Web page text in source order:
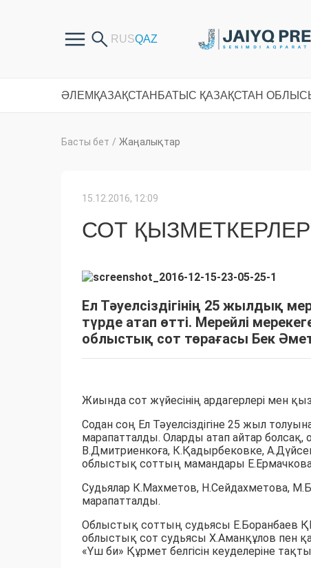
ӘЛЕМ ҚАЗАҚСТАН БАТЫС ҚАЗАҚСТАН
Басты бет / Жаңалықтар
15.12.2016, 12:09
СОТ
Ел Тәуелсіздігінің 25 жылдық
түрде атап өтті. Мерейлі
облыстық сот төрағасы Бек
Жиында сот жүйесінің ардагерлері мен
Содан соң Ел Тәуелсіздігіне 25 жыл
марапатталды. Оларды атап айтар
В.Дмитриенкоға, К.Қадырбековке,
облыстық соттың мамандары Е.Ермачкова
Судьялар К.Махметов, Н.Сейдахметова,
марапатталды.
Облыстық соттың судьясы Е.Боранбаев
облыстық сот судьясы Х.Аманқұлов пен
«Үш би» Құрмет белгісін кеуделеріне